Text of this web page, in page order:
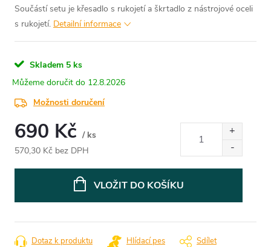
Součástí setu je křesadlo s rukojetí a škrtadlo z nástrojové oceli
s rukojetí. Detailní informace
Skladem 5 ks
12.8.2026
Možnosti doručení
690 Kč / ks
570,30 Kč bez DPH
VLOŽIT DO KOŠÍKU
Dotaz k produktu Hlídací pes Sdílet